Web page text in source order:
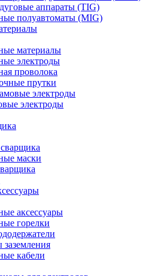
аппараты (TIG)
полуавтоматы (MIG)
материалы
электроды
проволока
прутки
электроды
электроды
маски
аксессуары
горелки
кабели